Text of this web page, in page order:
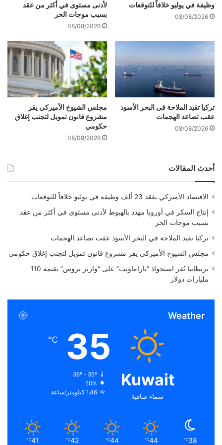
ي
ا
ل
أ
س
ا
ن
ب
ع
ق
ه
ل
ة
ج
ا
ح
ظ
و
ر
وظيفة في يوليو خلافاً للتوقعات
08/08/2026
لأدنى مستوى في أكثر من عقد
بسبب موجات الحر
08/08/2026
تركيا تقيد الملاحة في البحر الأسود
عقب تصاعد الهجمات
08/08/2026
مجلس الشيوخ الأميركي يقر
مشروع قانون تمويل لتجنب إغلاق
حكومي
08/08/2026
أحدث المقالات
الاقتصاد الأميركي يفقد 23 ألف وظيفة في يوليو خلافاً للتوقعات
إنتاج السكر في أوروبا مهدد بالهبوط لأدنى مستوى في أكثر من عقد
بسبب موجات الحر
تركيا تقيد الملاحة في البحر الأسود عقب تصاعد الهجمات
مجلس الشيوخ الأميركي يقر مشروع قانون تمويل لتجنب إغلاق حكومي
بريطانيا تُقر استحواذ “باراماونت” على “وارنر بروس” بقيمة 110
مليارات دولار
Weather
Kuwait
سماء صافية
35
℃
38º - 35º
50%
1.46 كيلومتر/ساعة
38
℃
44
℃
44
℃
42
℃
41
℃